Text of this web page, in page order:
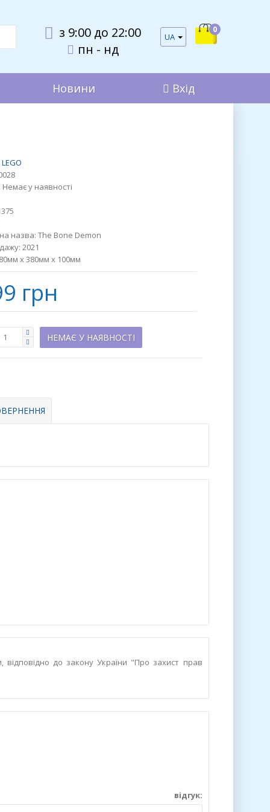
з 9:00 до 22:00
пн - нд
UA
0
Новини Вхід
LEGO
Немає у наявності
назва: The Bone Demon
2021
x 380мм x 100мм
грн
НЕМАЄ У НАЯВНОСТІ
відповідно до закону України "Про захист прав